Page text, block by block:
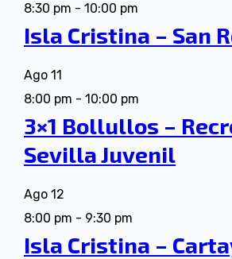
8:30 pm - 10:00 pm
Isla Cristina – San
Ago 11
8:00 pm - 10:00 pm
3×1 Bollullos –
Sevilla Juvenil
Ago 12
8:00 pm - 9:30 pm
Isla Cristina –